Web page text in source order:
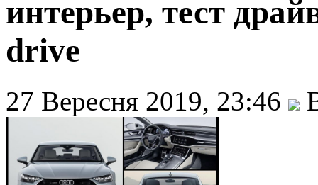
интерьер, тест
drive
27 Вересня 2019, 23:46